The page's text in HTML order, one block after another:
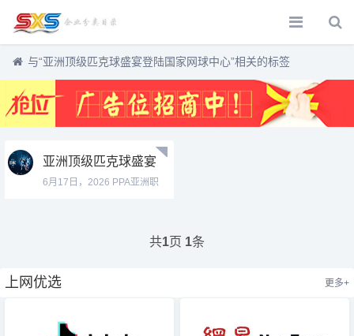
与“亚洲顶级匹克球盛宴登陆国家网球中心”相关的标签
亚洲顶级匹克球盛宴
登陆国家网球中心
6月17日，2026 PPA亚洲职
共1页 1条
上网优选 更多+